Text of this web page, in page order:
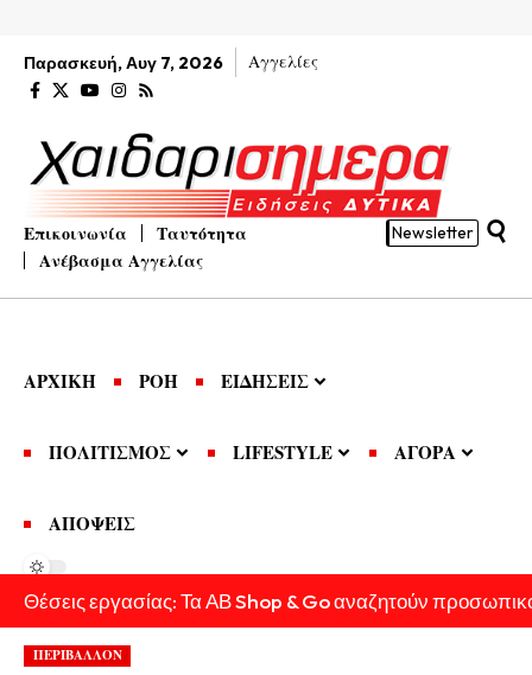
Παρασκευή, Αυγ 7, 2026 Αγγελίες
Επικοινωνία
Ταυτότητα
Ανέβασμα Αγγελίας
Newsletter
ΑΡΧΙΚΗ ΡΟΗ ΕΙΔΗΣΕΙΣ
ΠΟΛΙΤΙΣΜΟΣ LIFESTYLE ΑΓΟΡΑ
ΑΠΟΨΕΙΣ
Θέσεις εργασίας: Τα ΑΒ Shop & Go αναζητούν
ΠΕΡΙΒΑΛΛΟΝ